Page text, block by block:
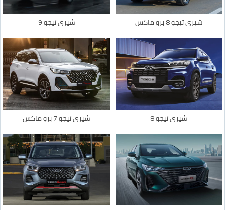
شيري تيجو 8 برو ماكس شيري تيجو 9
شيري تيجو 8 شيري تيجو 7 برو ماكس